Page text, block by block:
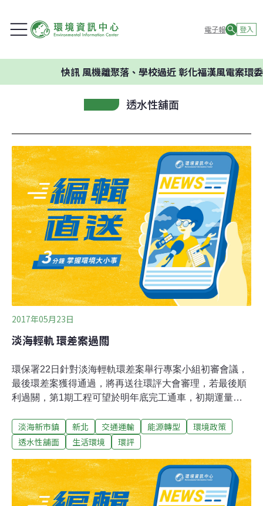
電子報 登入
風機離聚落、學校過近 彰化福漢風電案環委建議
透水性舖面
2017年05月23日
淡海輕軌 環差案過關
環保署22日針對淡海輕軌環差案舉行專案小組初審會議，
最後環差案獲得通過，將再送往環評大會審理，若最後順
利過關，第1期工程可望於明年底完工通車，初期運量為
並緩解淡金路的壅塞問題。專案小組雖然做出建議環評大
會通過此案的決議，但仍請開發單位補充修正部分內容，
車站停車空間的透水鋪面規畫。新北市捷運工程局長趙紹
廉表示，會依照建議修正內容，若順利通過大會，淡海輕
軌第1期工程預計可望在明年完工，初期運量每天可達達
淡海新市鎮 新北 交通運輸 能源轉型
環境政策
透水性舖面
生活環境 環評